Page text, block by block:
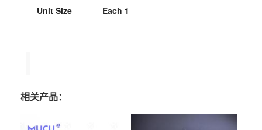
Unit Size
Each 1
相关产品：